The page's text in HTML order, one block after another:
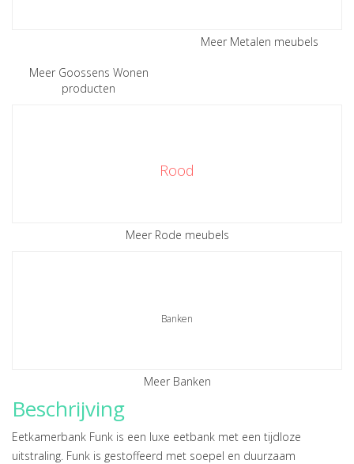
Meer Goossens Wonen
producten
Meer Metalen meubels
Rood
Meer Rode meubels
Banken
Meer Banken
Beschrijving
Eetkamerbank Funk is een luxe eetbank met een tijdloze
uitstraling. Funk is gestoffeerd met soepel en duurzaam